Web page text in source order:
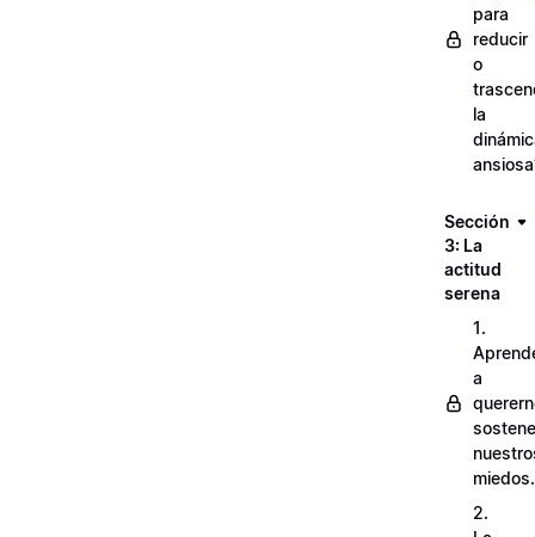
para
reducir
o
la
Sección
3: La
actitud
serena
1.
a
miedos.
2.